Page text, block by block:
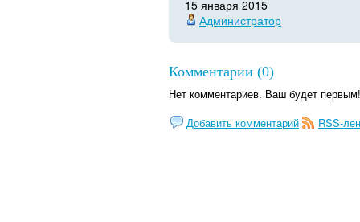
15 января 2015
Администратор
Комментарии (0)
Нет комментариев. Ваш будет первым!
Добавить комментарий
RSS-